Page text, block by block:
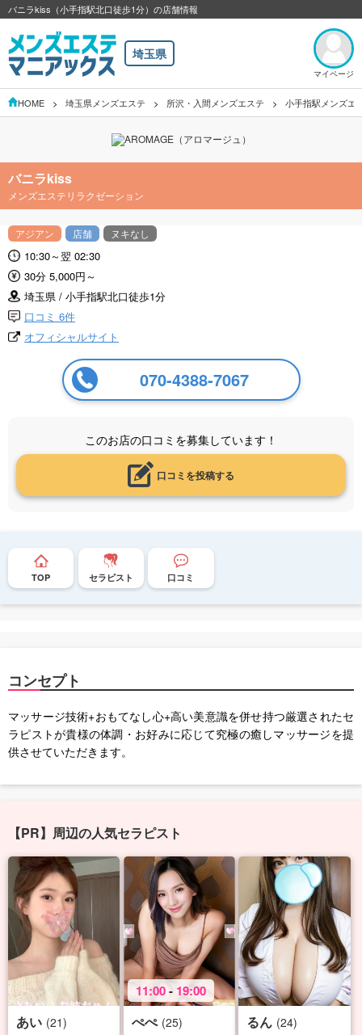
バニラkiss（小手指駅北口徒歩1分）の店舗情報
埼玉県
マイページ
HOME 埼玉県メンズエステ 所沢・入間メンズエステ 小手指駅メンズエ
バニラkiss
メンズエステリラクゼーション
アジアン 店舗 ヌキなし
10:30～翌 02:30
30分 5,000円～
埼玉県 / 小手指駅北口徒歩1分
口コミ 6件
オフィシャルサイト
070-4388-7067
このお店の口コミを募集しています！
口コミを投稿する
TOP セラピスト 口コミ
コンセプト
マッサージ技術+おもてなし心+高い美意識を併せ持つ厳選されたセ
ラピストが貴様の体調・お好みに応じて究極の癒しマッサージを提
供させていただきます。
【PR】周辺の人気セラピスト
あい (21)
11:00- 19:00
ぺぺ (25) るん (24)